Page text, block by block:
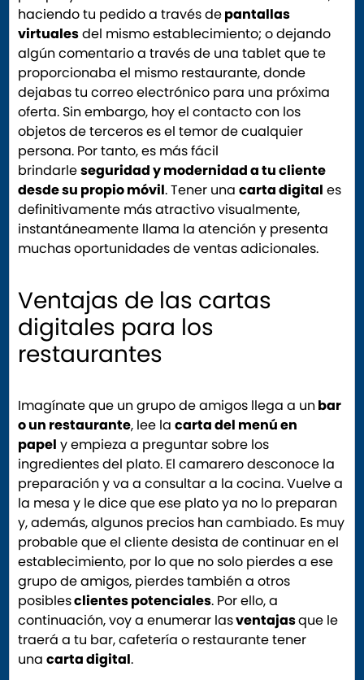
haciendo tu pedido a través depantallas
virtualesdel mismo establecimiento; o dejando
algún comentario a través de una tablet que te
proporcionaba el mismo restaurante, donde
dejabas tu correo electrónico para una próxima
oferta. Sin embargo, hoy el contacto con los
objetos de terceros es el temor de cualquier
persona. Por tanto, es más fácil
brindarleseguridad y modernidad a tu cliente
desde su propio móvil. Tener unacarta digital es
definitivamente más atractivo visualmente,
instantáneamente llama la atención y presenta
muchas oportunidades de ventas adicionales.
Ventajas de las cartas
digitales para los
restaurantes
Imagínate que un grupo de amigos llega a unbar
o un restaurante, lee lacarta del menú en
papel y empieza a preguntar sobre los
ingredientes del plato. El camarero desconoce la
preparación y va a consultar a la cocina. Vuelve a
la mesa y le dice que ese plato ya no lo preparan
y, además, algunos precios han cambiado. Es muy
probable que el cliente desista de continuar en el
establecimiento, por lo que no solo pierdes a ese
grupo de amigos, pierdes también a otros
posiblesclientes potenciales. Por ello, a
continuación, voy a enumerar lasventajasque le
traerá a tu bar, cafetería o restaurante tener
unacarta digital.